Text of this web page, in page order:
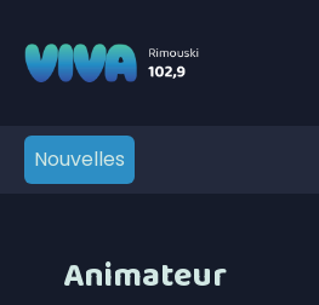
Nouvelles
Animateur